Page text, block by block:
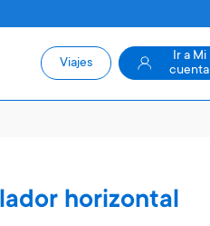
horizontal
Viajes
Ir a Mi
cuenta